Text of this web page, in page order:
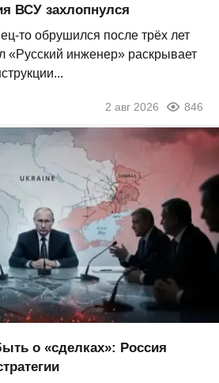
ВСУ захлопнулся
то обрушился после трёх лет
«Русский инженер» раскрывает
2 авг 2026 846
о «сделках»: Россия